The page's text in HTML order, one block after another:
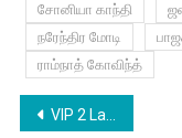
சோனியா காந்தி
நரேந்திர மோடி
ராம்நாத் கோவிந்த்
Post
VIP 2 Lalkar – Official Trailer